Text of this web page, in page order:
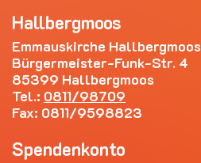
Hallbergmoos
Emmauskirche Hallbergmoos
Bürgermeister-Funk-Str. 4
85399 Hallbergmoos
Tel.: 0811/98709
Fax: 0811/9598823
Spendenkonto